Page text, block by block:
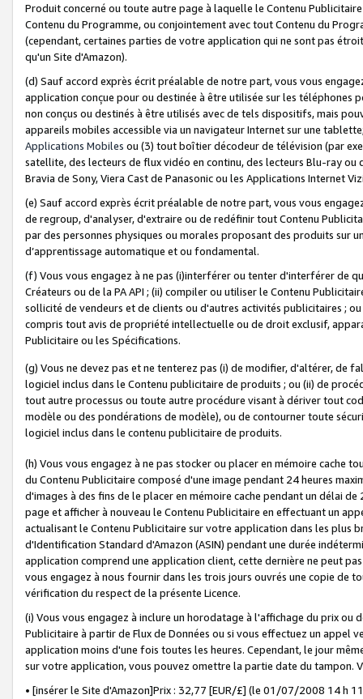
Produit concerné ou toute autre page à laquelle le Contenu
Contenu du Programme, ou conjointement avec tout Contenu du
(cependant, certaines parties de votre application qui ne sont pas
qu'un Site d'Amazon).
(d) Sauf accord exprès écrit préalable de notre part, vous vous
application conçue pour ou destinée à être utilisée sur les téléphones
non conçus ou destinés à être utilisés avec de tels dispositifs, mais
appareils mobiles accessible via un navigateur Internet sur une
Applications Mobiles ou (3) tout boîtier décodeur de télévision (par
satellite, des lecteurs de flux vidéo en continu, des lecteurs Blu-ray
Bravia de Sony, Viera Cast de Panasonic ou les Applications Internet
(e) Sauf accord exprès écrit préalable de notre part, vous vous
de regroup, d'analyser, d'extraire ou de redéfinir tout Contenu
par des personnes physiques ou morales proposant des produits sur
d’apprentissage automatique et ou fondamental.
(f) Vous vous engagez à ne pas (i)interférer ou tenter d'interférer de
Créateurs ou de la PA API ; (ii) compiler ou utiliser le Contenu
sollicité de vendeurs et de clients ou d'autres activités publicitaires ;
compris tout avis de propriété intellectuelle ou de droit exclusif,
Publicitaire ou les Spécifications.
(g) Vous ne devez pas et ne tenterez pas (i) de modifier, d'altérer, de
logiciel inclus dans le Contenu publicitaire de produits ; ou (ii) de
tout autre processus ou toute autre procédure visant à dériver tout
modèle ou des pondérations de modèle), ou de contourner toute
logiciel inclus dans le contenu publicitaire de produits.
(h) Vous vous engagez à ne pas stocker ou placer en mémoire cache
du Contenu Publicitaire composé d'une image pendant 24 heures
d'images à des fins de le placer en mémoire cache pendant un délai
page et afficher à nouveau le Contenu Publicitaire en effectuant un
actualisant le Contenu Publicitaire sur votre application dans les plus
d'Identification Standard d'Amazon (ASIN) pendant une durée
application comprend une application client, cette dernière ne peut
vous engagez à nous fournir dans les trois jours ouvrés une copie de
vérification du respect de la présente Licence.
(i) Vous vous engagez à inclure un horodatage à l'affichage du prix
Publicitaire à partir de Flux de Données ou si vous effectuez un appel
application moins d'une fois toutes les heures. Cependant, le jour
sur votre application, vous pouvez omettre la partie date du tampon.
• [insérer le Site d'Amazon]Prix : 32,77 [EUR/£] (le 01/07/2008 14 h